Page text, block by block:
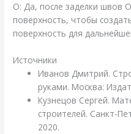
О: Да, после заделки швов
поверхность, чтобы
поверхность для
Источники
Иванов Дмитрий.
руками. Москва:
Кузнецов Сергей.
строителей. Санкт-
2020.